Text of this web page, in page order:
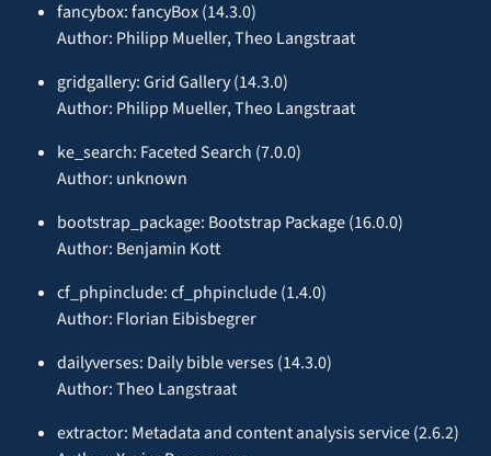
fancybox: fancyBox (14.3.0)
Author: Philipp Mueller, Theo Langstraat
gridgallery: Grid Gallery (14.3.0)
Author: Philipp Mueller, Theo Langstraat
ke_search: Faceted Search (7.0.0)
Author: unknown
bootstrap_package: Bootstrap Package (16.0.0)
Author: Benjamin Kott
cf_phpinclude: cf_phpinclude (1.4.0)
Author: Florian Eibisbegrer
dailyverses: Daily bible verses (14.3.0)
Author: Theo Langstraat
extractor: Metadata and content analysis service (2.6.2)